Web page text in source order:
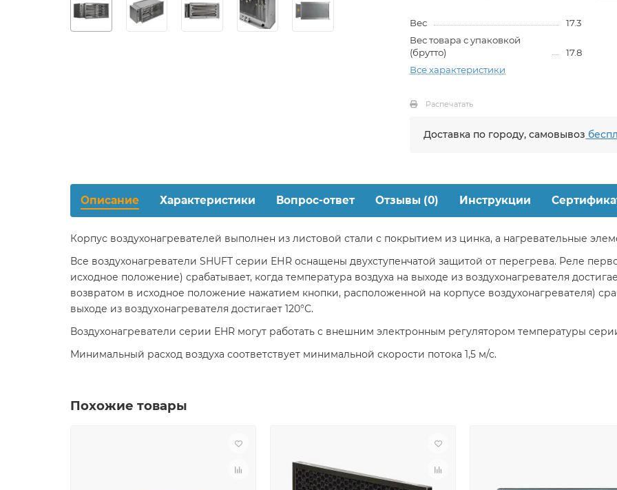
Вес
17.3
Вес товара с упаковкой
(брутто)
17.8
Все характеристики
Распечатать
Доставка по городу, самовывоз
Описание Характеристики Вопрос-ответ Отзывы (0) Инструкции
Корпус воздухонагревателей выполнен из листовой стали с покрытием из цинка, а нагревательные
Все воздухонагреватели SHUFT серии ЕНR оснащены двухступенчатой защитой от перегрева. Реле
исходное положение) срабатывает, когда температура воздуха на выходе из воздухонагревателя
возвратом в исходное положение нажатием кнопки, расположенной на корпусе воздухонагревателя)
выходе из воздухонагревателя достигает 120°С.
Воздухонагреватели серии EHR могут работать с внешним электронным регулятором температуры
Минимальный расход воздуха соответствует минимальной скорости потока 1,5 м/с.
Похожие товары